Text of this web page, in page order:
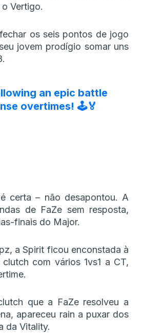
Vertigo.
os seis pontos de jogo
jovem prodígio somar uns
an epic battle
overtimes! 🕹️🏅
certa – não desapontou. A
de FaZe sem resposta,
finais do Major.
a Spirit ficou enconstada à
com vários 1vs1 a CT,
que a FaZe resolveu a
apareceu rain a puxar dos
da Vitality.